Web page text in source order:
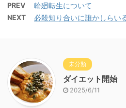
PREV 輪廻転生について
NEXT 必殺知り合いに誰かしらい
未分類
ダイエット開始
2025/6/11